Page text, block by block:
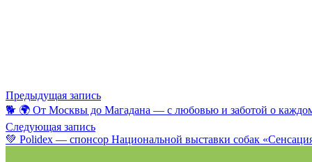
Предыдущая запись
🐕 🌍 От Москвы до Магадана — с любовью и заботой о
Следующая запись
💚 Polidex — спонсор Национальной выставки собак